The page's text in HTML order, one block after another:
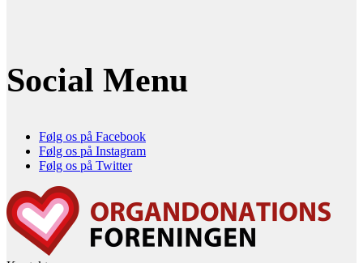
Social Menu
Følg os på Facebook
Følg os på Instagram
Følg os på Twitter